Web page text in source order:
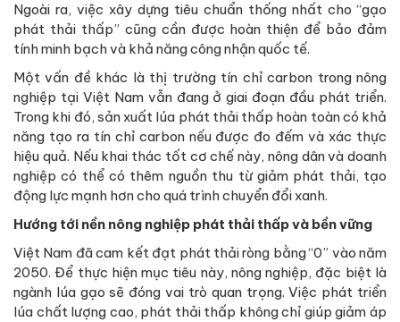
Ngoài ra, việc xây dựng tiêu chuẩn thống nhất cho “gạo
phát thải thấp” cũng cần được hoàn thiện để bảo đảm
tính minh bạch và khả năng công nhận quốc tế.
Một vấn đề khác là thị trường tín chỉ carbon trong nông
nghiệp tại Việt Nam vẫn đang ở giai đoạn đầu phát triển.
Trong khi đó, sản xuất lúa phát thải thấp hoàn toàn có khả
năng tạo ra tín chỉ carbon nếu được đo đếm và xác thực
hiệu quả. Nếu khai thác tốt cơ chế này, nông dân và doanh
nghiệp có thể có thêm nguồn thu từ giảm phát thải, tạo
động lực mạnh hơn cho quá trình chuyển đổi xanh.
Hướng tới nền nông nghiệp phát thải thấp và bền vững
Việt Nam đã cam kết đạt phát thải ròng bằng “0” vào năm
2050. Để thực hiện mục tiêu này, nông nghiệp, đặc biệt là
ngành lúa gạo sẽ đóng vai trò quan trọng. Việc phát triển
lúa chất lượng cao, phát thải thấp không chỉ giúp giảm áp